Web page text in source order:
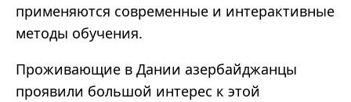
применяются современные и интерактивные
методы обучения.
Проживающие в Дании азербайджанцы
проявили большой интерес к этой